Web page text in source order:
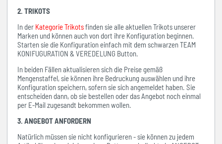
2. TRIKOTS
In der Kategorie Trikotsfinden sie alle aktuellen Trikots unserer
Marken und können auch von dort ihre Konfiguration beginnen.
Starten sie die Konfiguration einfach mit dem schwarzen TEAM
KONIFUGURATION & VEREDELUNG Button.
In beiden Fällen aktualisieren sich die Preise gemäß
Mengenstaffel, sie können ihre Bedruckung auswählen und ihre
Konfiguration speichern, sofern sie sich angemeldet haben. Sie
entscheiden dann, ob sie bestellen oder das Angebot noch einmal
per E-Mail zugesandt bekommen wollen.
3. ANGEBOT ANFORDERN
Natürlich müssen sie nicht konfigurieren - sie können zu jedem